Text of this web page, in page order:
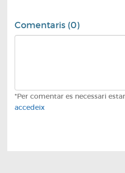
Comentaris (0)
*Per comentar es necessari
accedeix